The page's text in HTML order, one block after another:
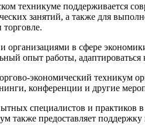
техникуме поддерживается
занятий, а также для
организациями в сфере
опыт работы,
экономический техникум
конференции и другие
специалистов и
также предоставляет